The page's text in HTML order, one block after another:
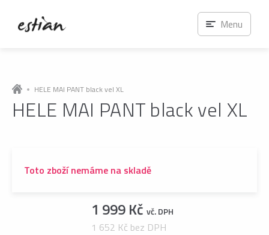
HELE MAI PANT black vel XL
HELE MAI PANT black vel XL
Toto zboží nemáme na skladě
1 999 Kč vč. DPH
1 652 Kč bez DPH
Menu